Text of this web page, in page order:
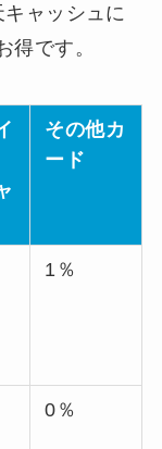
ャッシュに
得です。
その他カ
ード
1％
0％